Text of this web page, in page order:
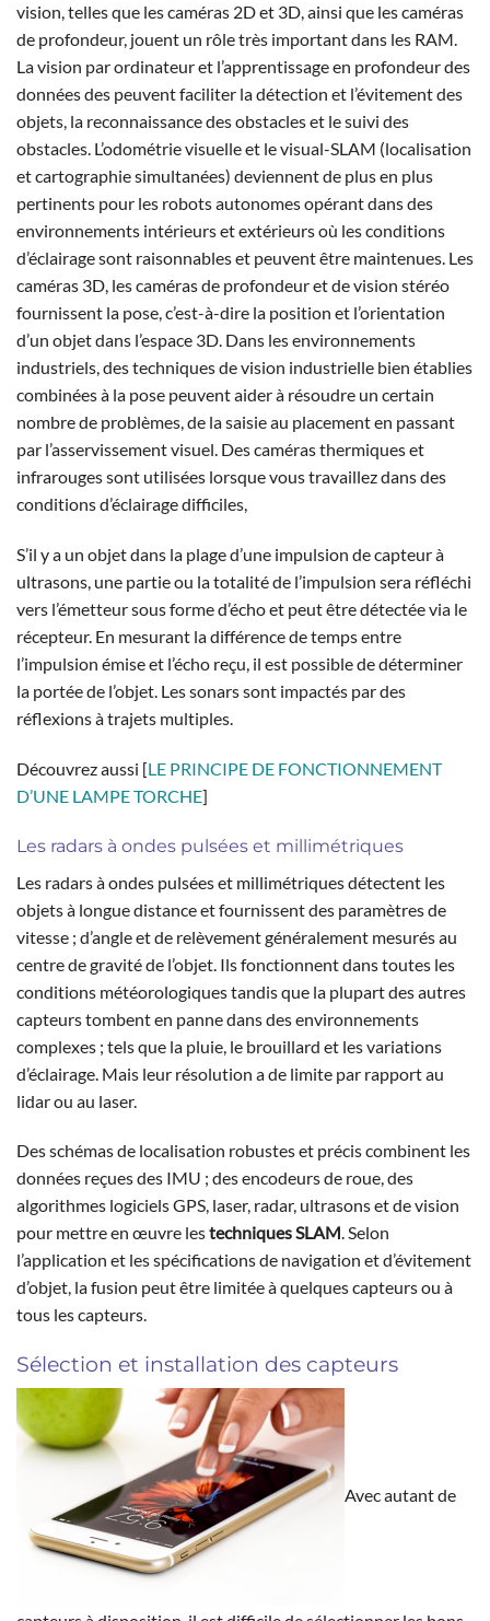
vision, telles que les caméras 2D et 3D, ainsi que les caméras
de profondeur, jouent un rôle très important dans les RAM.
La vision par ordinateur et l’apprentissage en profondeur des
données des peuvent faciliter la détection et l’évitement des
objets, la reconnaissance des obstacles et le suivi des
obstacles. L’odométrie visuelle et le visual-SLAM (localisation
et cartographie simultanées) deviennent de plus en plus
pertinents pour les robots autonomes opérant dans des
environnements intérieurs et extérieurs où les conditions
d’éclairage sont raisonnables et peuvent être maintenues. Les
caméras 3D, les caméras de profondeur et de vision stéréo
fournissent la pose, c’est-à-dire la position et l’orientation
d’un objet dans l’espace 3D. Dans les environnements
industriels, des techniques de vision industrielle bien établies
combinées à la pose peuvent aider à résoudre un certain
nombre de problèmes, de la saisie au placement en passant
par l’asservissement visuel. Des caméras thermiques et
infrarouges sont utilisées lorsque vous travaillez dans des
conditions d’éclairage difficiles,
S’il y a un objet dans la plage d’une impulsion de capteur à
ultrasons, une partie ou la totalité de l’impulsion sera réfléchi
vers l’émetteur sous forme d’écho et peut être détectée via le
récepteur. En mesurant la différence de temps entre
l’impulsion émise et l’écho reçu, il est possible de déterminer
la portée de l’objet. Les sonars sont impactés par des
réflexions à trajets multiples.
Découvrez aussi [LE PRINCIPE DE FONCTIONNEMENT
D’UNE LAMPE TORCHE]
Les radars à ondes pulsées et millimétriques
Les radars à ondes pulsées et millimétriques détectent les
objets à longue distance et fournissent des paramètres de
vitesse ; d’angle et de relèvement généralement mesurés au
centre de gravité de l’objet. Ils fonctionnent dans toutes les
conditions météorologiques tandis que la plupart des autres
capteurs tombent en panne dans des environnements
complexes ; tels que la pluie, le brouillard et les variations
d’éclairage. Mais leur résolution a de limite par rapport au
lidar ou au laser.
Des schémas de localisation robustes et précis combinent les
données reçues des IMU ; des encodeurs de roue, des
algorithmes logiciels GPS, laser, radar, ultrasons et de vision
pour mettre en œuvre lestechniques SLAM. Selon
l’application et les spécifications de navigation et d’évitement
d’objet, la fusion peut être limitée à quelques capteurs ou à
tous les capteurs.
Sélection et installation des capteurs
Avec autant de